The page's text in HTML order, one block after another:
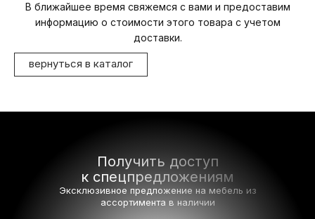
В ближайшее время свяжемся с вами и предоставим
информацию о стоимости этого товара с учетом
доставки.
вернуться в каталог
Получить доступ
к спецпредложениям
Эксклюзивное предложение на мебель из
ассортимента в наличии